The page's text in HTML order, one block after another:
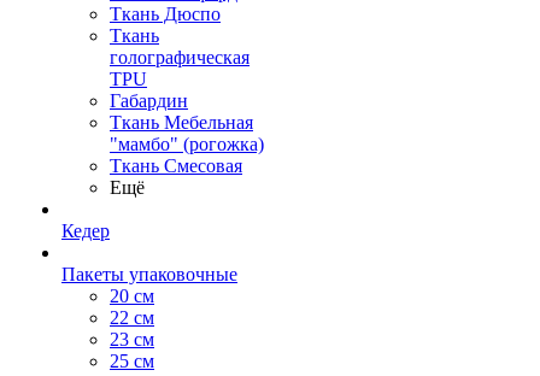
Ткань Дюспо
Ткань
голографическая
TPU
Габардин
Ткань Мебельная
"мамбо" (рогожка)
Ткань Смесовая
Ещё
Кедер
Пакеты упаковочные
20 см
22 см
23 см
25 см